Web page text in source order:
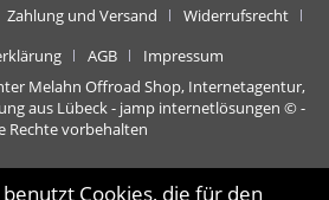
Zahlung und Versand
Widerrufsrecht
AGB
Impressum
Melahn Offroad Shop, Internetagentur,
aus Lübeck - jamp internetlösungen © -
Rechte vorbehalten
Cookies, die für den